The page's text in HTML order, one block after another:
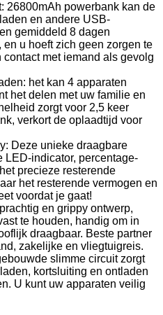
26800mAh powerbank kan de
en andere USB-
gemiddeld 8 dagen
u hoeft zich geen zorgen te
met iemand als gevolg
het kan 4 apparaten
het delen met uw familie en
zorgt voor 2,5 keer
verkort de oplaadtijd voor
Deze unieke draagbare
LED-indicator, percentage-
precieze resterende
het resterende vermogen en
voordat je gaat!
en grippy ontwerp,
te houden, handig om in
draagbaar. Beste partner
zakelijke en vliegtuigreis.
slimme circuit zorgt
kortsluiting en ontladen
U kunt uw apparaten veilig